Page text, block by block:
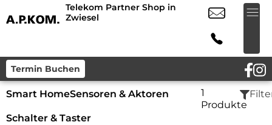
Telekom Partner Shop in
Zwiesel
Termin Buchen
Smart HomeSensoren & Aktoren
Schalter & Taster
1
Produkte